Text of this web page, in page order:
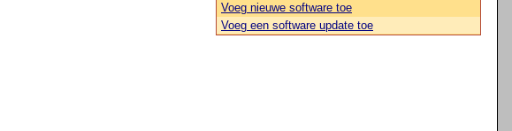
Voeg nieuwe software toe
Voeg een software update toe